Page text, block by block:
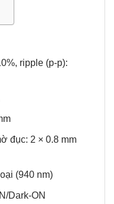
ripple (p-p):
đục: 2 × 0.8 mm
(940 nm)
Dark-ON